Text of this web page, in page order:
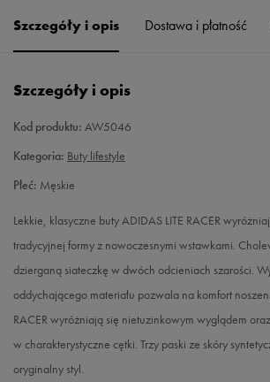
40 2/3
42 2/3 27 cm
43 1/3
44 28 cm
44 2/3 28,5 cm
45 1/3 29 cm
46
Szczegóły i opis Dostawa i płatność
Szczegóły i opis
Kod produktu: AW5046
Kategoria: Buty lifestyle
Płeć: Męskie
Lekkie, klasyczne buty ADIDAS LITE RACER
tradycyjnej formy z nowoczesnymi wstawkami.
dzierganą siateczkę w dwóch odcieniach szarości.
oddychającego materiału pozwala na komfort
RACER wyróżniają się nietuzinkowym wyglądem
w charakterystyczne cętki. Trzy paski ze skóry
oryginalny styl.